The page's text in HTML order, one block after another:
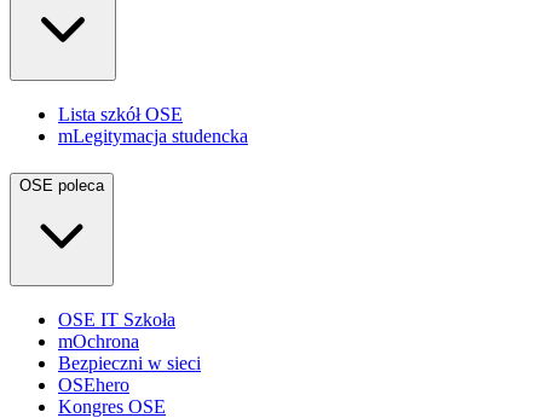
Lista szkół OSE
mLegitymacja studencka
OSE poleca
OSE IT Szkoła
mOchrona
Bezpieczni w sieci
OSEhero
Kongres OSE